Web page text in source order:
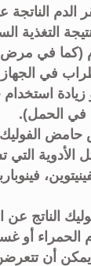
الدم
التغذية
(كما في مرض
في
في الحمل).
حامض الفوليك
الأدوية
الناتج عن
الحمراء أو
يمكن أن